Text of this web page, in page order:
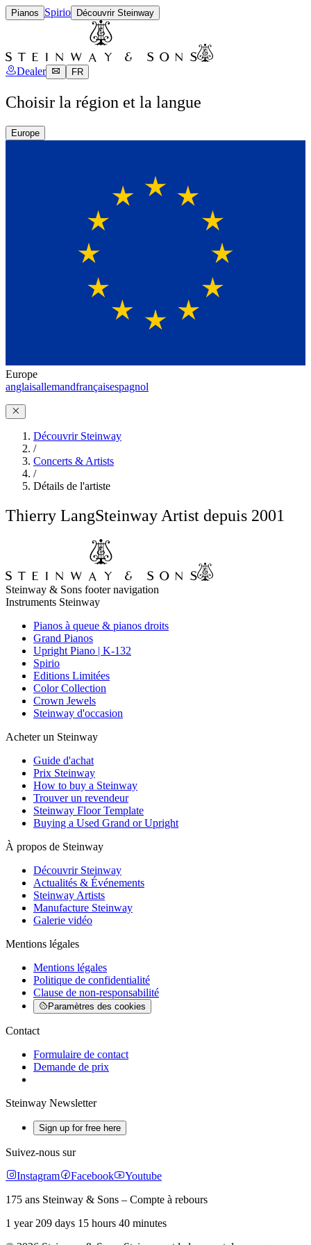
Pianos Spirio Découvrir Steinway
Dealer FR
Choisir la région et la langue
Europe
Europe
anglaisallemandfrançaisespagnol
Découvrir Steinway
/
Concerts & Artists
/
Détails de l'artiste
Thierry LangSteinway Artist depuis 2001
Steinway & Sons footer navigation
Instruments Steinway
Pianos à queue & pianos droits
Grand Pianos
Upright Piano | K-132
Spirio
Editions Limitées
Color Collection
Crown Jewels
Steinway d'occasion
Acheter un Steinway
Guide d'achat
Prix Steinway
How to buy a Steinway
Trouver un revendeur
Steinway Floor Template
Buying a Used Grand or Upright
À propos de Steinway
Découvrir Steinway
Actualités & Événements
Steinway Artists
Manufacture Steinway
Galerie vidéo
Mentions légales
Mentions légales
Politique de confidentialité
Clause de non-responsabilité
Paramètres des cookies
Contact
Formulaire de contact
Demande de prix
Steinway Newsletter
Sign up for free here
Suivez-nous sur
Instagram
Facebook
Youtube
175 ans Steinway & Sons – Compte à rebours
1 year 209 days 15 hours 40 minutes